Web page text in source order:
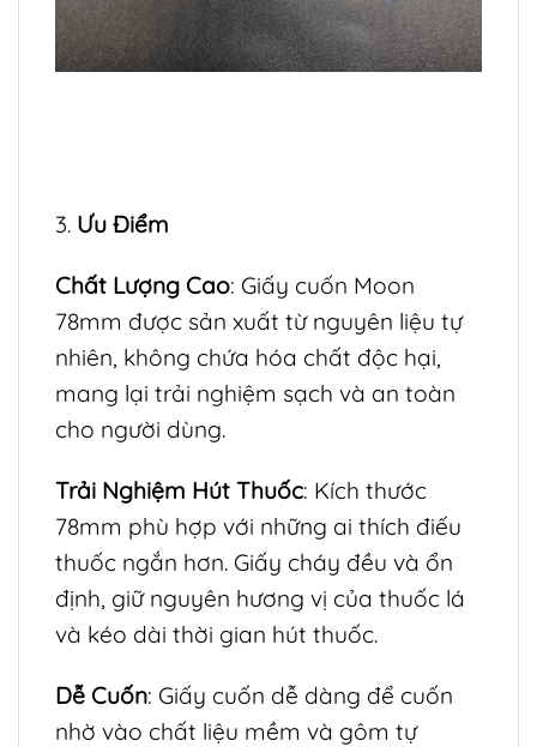
3. Ưu Điểm
Chất Lượng Cao: Giấy cuốn Moon
78mm được sản xuất từ nguyên liệu tự
nhiên, không chứa hóa chất độc hại,
mang lại trải nghiệm sạch và an toàn
cho người dùng.
Trải Nghiệm Hút Thuốc: Kích thước
78mm phù hợp với những ai thích điếu
thuốc ngắn hơn. Giấy cháy đều và ổn
định, giữ nguyên hương vị của thuốc lá
và kéo dài thời gian hút thuốc.
Dễ Cuốn: Giấy cuốn dễ dàng để cuốn
nhờ vào chất liệu mềm và gôm tự